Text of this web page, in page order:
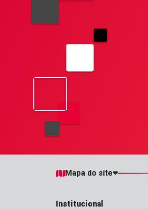
Mapa do site
Institucional